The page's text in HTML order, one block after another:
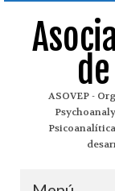
ASOVEP -